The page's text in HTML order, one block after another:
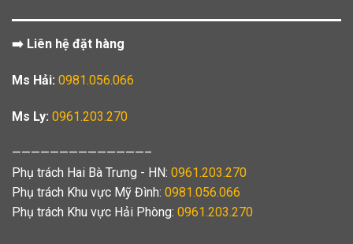
➡️ Liên hệ đặt hàng
Ms Hải: 0981.056.066
Ms Ly: 0961.203.270
——————————————–
Phụ trách Hai Bà Trưng - HN: 0961.203.270
Phụ trách Khu vực Mỹ Đình: 0981.056.066
Phụ trách Khu vực Hải Phòng: 0961.203.270